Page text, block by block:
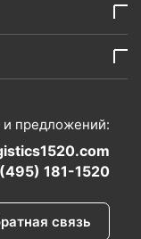
предложений:
181-1520
связь